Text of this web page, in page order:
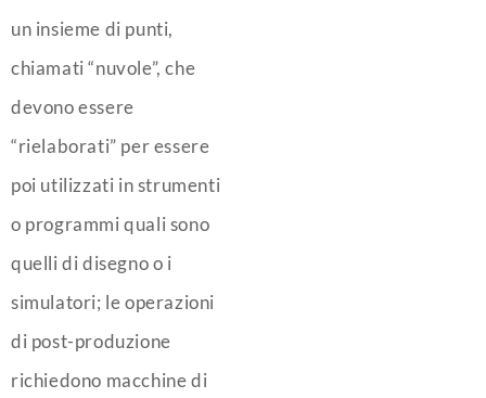
un insieme di punti,
chiamati “nuvole”, che
devono essere
“rielaborati” per essere
poi utilizzati in strumenti
o programmi quali sono
quelli di disegno o i
simulatori; le operazioni
di post-produzione
richiedono macchine di